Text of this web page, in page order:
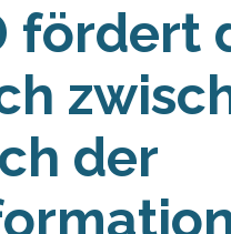
fördert
der